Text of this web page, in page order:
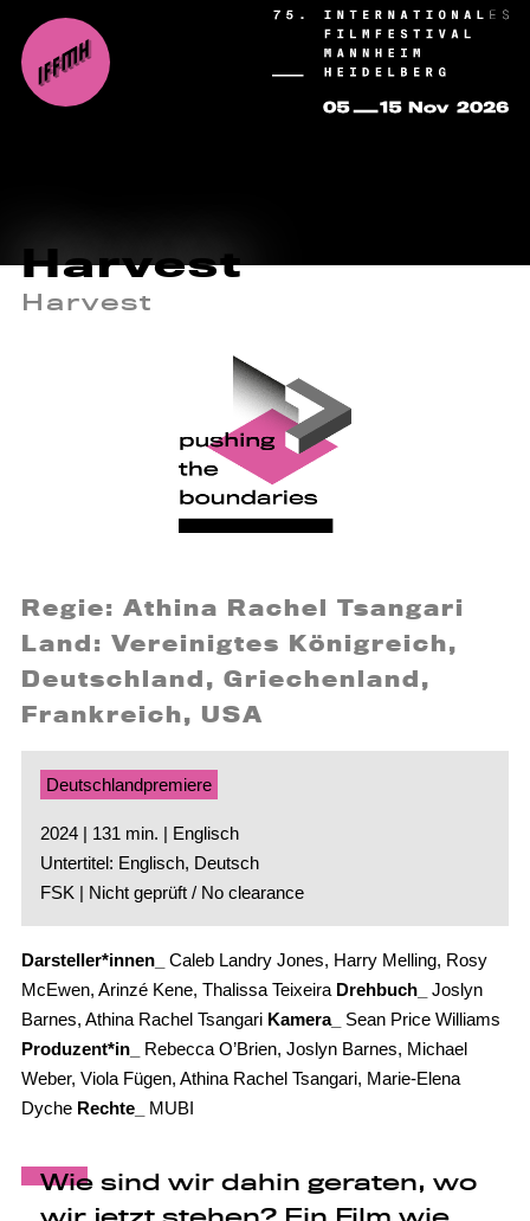
Harvest
Harvest
Regie: Athina Rachel Tsangari
Land: Vereinigtes Königreich,
Deutschland, Griechenland,
Frankreich, USA
Deutschlandpremiere
2024 | 131 min. | Englisch
Untertitel: Englisch, Deutsch
FSK | Nicht geprüft / No clearance
Darsteller*innen_
Caleb Landry Jones, Harry Melling, Rosy
McEwen, Arinzé Kene, Thalissa Teixeira Drehbuch_
Joslyn
Barnes, Athina Rachel Tsangari Kamera_
Sean Price Williams
Produzent*in_
Rebecca O’Brien, Joslyn Barnes, Michael
Weber, Viola Fügen, Athina Rachel Tsangari, Marie-Elena
Dyche Rechte_ MUBI
Wie sind wir dahin geraten, wo